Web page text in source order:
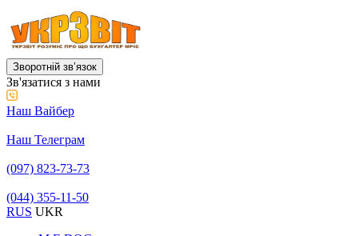
Зворотній звʼязок
Зв'язатися з нами
Наш Вайбер
Наш Телеграм
(097) 823-73-73
(044) 355-11-50
RUS UKR